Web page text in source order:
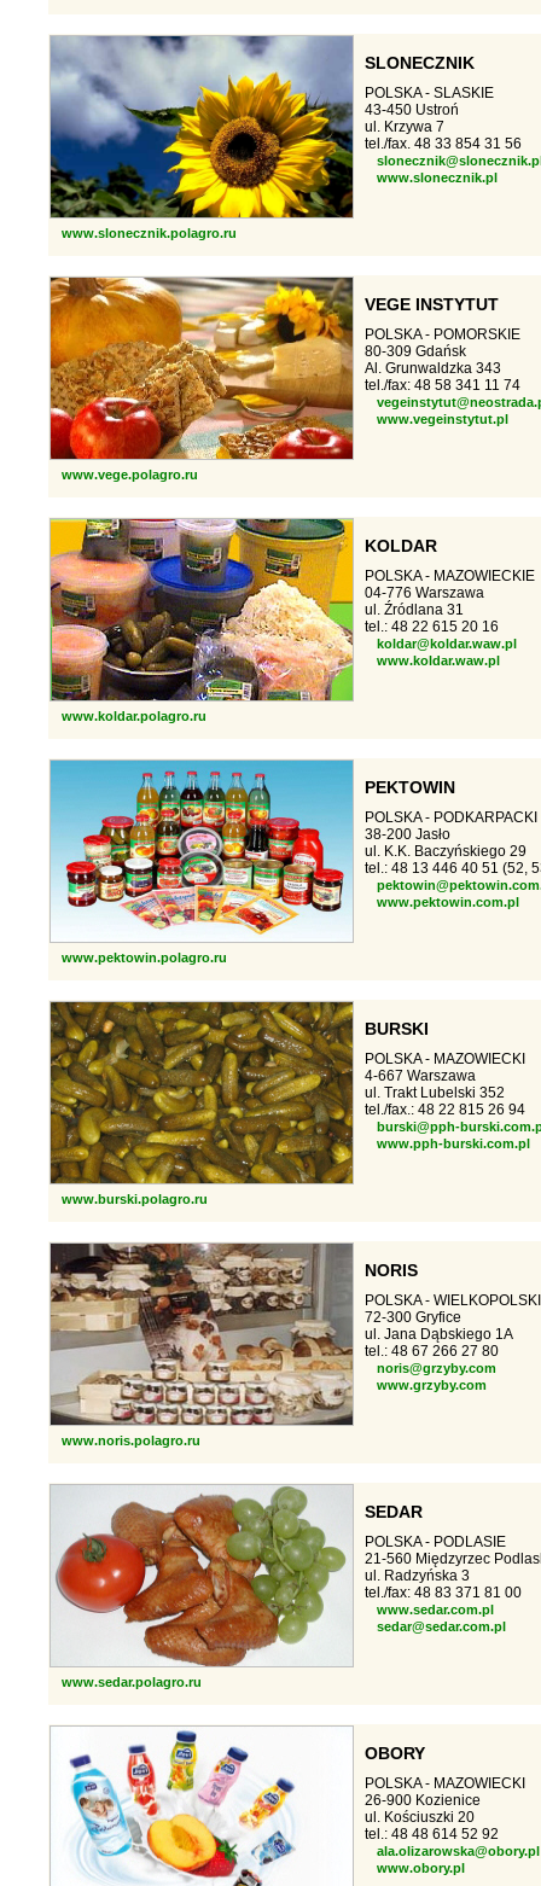
SLONECZNIK
POLSKA - SLASKIE
43-450 Ustroń
ul. Krzywa 7
tel./fax. 48 33 854 31 56
www.slonecznik.pl
www.slonecznik.polagro.ru
VEGE INSTYTUT
POLSKA - POMORSKIE
80-309 Gdańsk
Al. Grunwaldzka 343
tel./fax: 48 58 341 11 74
www.vegeinstytut.pl
www.vege.polagro.ru
KOLDAR
POLSKA - MAZOWIECKIE
04-776 Warszawa
ul. Źródlana 31
tel.: 48 22 615 20 16
koldar@koldar.waw.pl
www.koldar.waw.pl
www.koldar.polagro.ru
PEKTOWIN
POLSKA - PODKARPACKI
38-200 Jasło
ul. K.K. Baczyńskiego 29
tel.: 48 13 446 40 51 (52,
www.pektowin.com.pl
www.pektowin.polagro.ru
BURSKI
POLSKA - MAZOWIECKI
4-667 Warszawa
ul. Trakt Lubelski 352
tel./fax.: 48 22 815 26 94
burski@pph-
www.pph-burski.com.pl
www.burski.polagro.ru
NORIS
POLSKA - WIELKOPOLSKI
72-300 Gryfice
ul. Jana Dąbskiego 1A
tel.: 48 67 266 27 80
noris@grzyby.com
www.grzyby.com
www.noris.polagro.ru
SEDAR
POLSKA - PODLASIE
21-560 Międzyrzec
ul. Radzyńska 3
tel./fax: 48 83 371 81 00
www.sedar.com.pl
sedar@sedar.com.pl
www.sedar.polagro.ru
OBORY
POLSKA - MAZOWIECKI
26-900 Kozienice
ul. Kościuszki 20
tel.: 48 48 614 52 92
ala.olizarowska@obory.pl
www.obory.pl